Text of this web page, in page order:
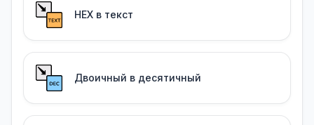
HEX в текст
Двоичный в десятичный